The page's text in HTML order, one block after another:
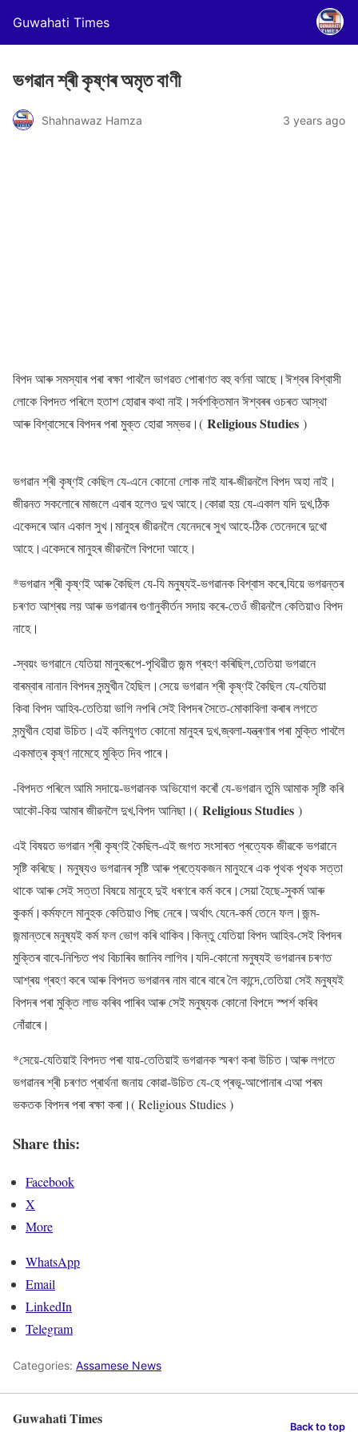
Guwahati Times
ভগৱান শ্ৰী কৃষ্ণৰ অমৃত বাণী
Shahnawaz Hamza 3 years ago
বিপদ আৰু সমস্যাৰ পৰা ৰক্ষা পাবলৈ ভাগৱত পোৰাণত বহু বৰ্ণনা আছে।ঈশ্বৰ বিশ্বাসী
লোকে বিপদত পৰিলে হতাশ হোৱাৰ কথা নাই।সৰ্বশক্তিমান ঈশ্বৰৰ ওচৰত আস্থা
আৰু বিশ্বাসেৰে বিপদৰ পৰা মুক্ত হোৱা সম্ভৱ।( Religious Studies )
ভগৱান শ্ৰী কৃষ্ণই কেছিল যে-এনে কোনো লোক নাই যাৰ-জীৱনলৈ বিপদ অহা নাই।
জীৱনত সকলোৰে মাজলে এবাৰ হলেও দুখ আহে।কোৱা হয় যে-একাল যদি দুখ,ঠিক
একেদৰে আন একাল সুখ।মানুহৰ জীৱনলৈ যেনেদৰে সুখ আহে-ঠিক তেনেদৰে দুখো
আহে।একেদৰে মানুহৰ জীৱনলৈ বিপদো আহে।
*ভগৱান শ্ৰী কৃষ্ণই আৰু কৈছিল যে-যি মনুষ্যই-ভগৱানক বিশ্বাস কৰে,যিয়ে ভগৱন্তৰ
চৰণত আশ্ৰয় লয় আৰু ভগৱানৰ গুণানুকীৰ্তন সদায় কৰে-তেওঁ জীৱনলৈ কেতিয়াও বিপদ
নাহে।
-স্বয়ং ভগৱানে যেতিয়া মানুহৰূপে-পৃথিৱীত জন্ম গ্ৰহণ কৰিছিল,তেতিয়া ভগৱানে
বাৰম্বাৰ নানান বিপদৰ সন্মুখীন হৈছিল।সেয়ে ভগৱান শ্ৰী কৃষ্ণই কৈছিল যে-যেতিয়া
কিবা বিপদ আহিব-তেতিয়া ভাগি নপৰি সেই বিপদৰ সৈতে-মোকাবিলা কৰাৰ লগতে
সন্মুখীন হোৱা উচিত।এই কলিযুগত কোনো মানুহৰ দুখ,জ্বলা-যন্ত্ৰণাৰ পৰা মুক্তি পাবলৈ
একমাত্ৰ কৃষ্ণ নামেহে মুক্তি দিব পাৰে।
-বিপদত পৰিলে আমি সদায়ে-ভগৱানক অভিযোগ কৰোঁ যে-ভগৱান তুমি আমাক সৃষ্টি কৰি
আকৌ-কিয় আমাৰ জীৱনলৈ দুখ,বিপদ আনিছা।( Religious Studies )
এই বিষয়ত ভগৱান শ্ৰী কৃষ্ণই কৈছিল-এই জগত সংসাৰত প্ৰত্যেক জীৱকে ভগৱানে
সৃষ্টি কৰিছে। মনুষ্যও ভগৱানৰ সৃষ্টি আৰু প্ৰত্যেকজন মানুহৰে এক পৃথক পৃথক সত্তা
থাকে আৰু সেই সত্তা বিষয়ে মানুহে দুই ধৰণৰে কৰ্ম কৰে।সেয়া হৈছে-সুকৰ্ম আৰু
কুকৰ্ম।কৰ্মফলে মানুহক কেতিয়াও পিছ নেৰে।অৰ্থাৎ যেনে-কৰ্ম তেনে ফল।জন্ম-
জন্মান্তৰে মনুষ্যই কৰ্ম ফল ভোগ কৰি থাকিব।কিন্তু যেতিয়া বিপদ আহিব-সেই বিপদৰ
মুক্তিৰ বাবে-নিশ্চিত পথ বিচাৰিব জানিব লাগিব।যদি-কোনো মনুষ্যই ভগৱানৰ চৰণত
আশ্ৰয় গ্ৰহণ কৰে আৰু বিপদত ভগৱানৰ নাম বাৰে বাৰে লৈ কান্দে,তেতিয়া সেই মনুষ্যই
বিপদৰ পৰা মুক্তি লাভ কৰিব পাৰিব আৰু সেই মনুষ্যক কোনো বিপদে স্পৰ্শ কৰিব
নোঁৱাৰে।
*সেয়ে-যেতিয়াই বিপদত পৰা যায়-তেতিয়াই ভগৱানক স্মৰণ কৰা উচিত।আৰু লগতে
ভগৱানৰ শ্ৰী চৰণত প্ৰাৰ্থনা জনায় কোৱা-উচিত যে-হে প্ৰভূ-আপোনাৰ এআ পৰম
ভকতক বিপদৰ পৰা ৰক্ষা কৰা।( Religious Studies )
Share this:
Facebook
X
More
WhatsApp
Email
LinkedIn
Telegram
Categories: Assamese News
Guwahati Times Back to top